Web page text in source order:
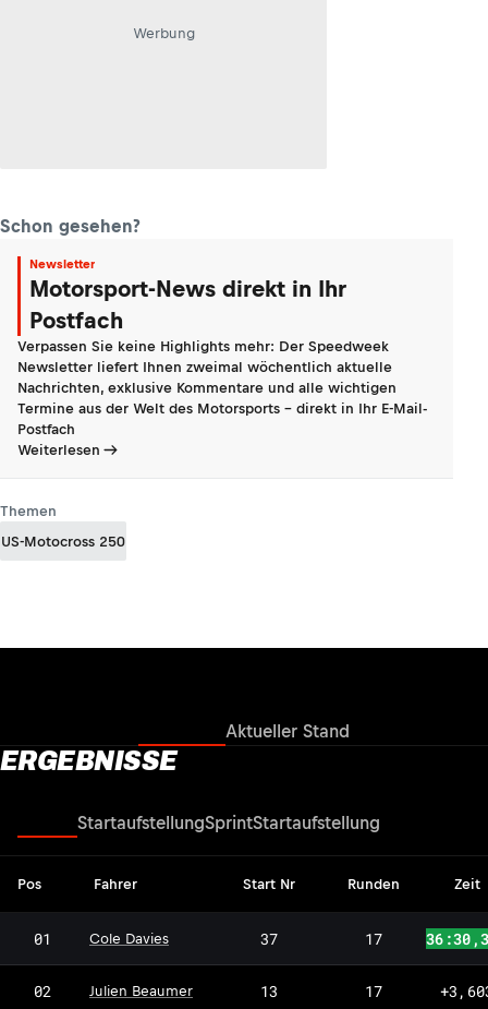
Werbung
Schon gesehen?
Newsletter
Motorsport-News direkt in Ihr
Postfach
Verpassen Sie keine Highlights mehr: Der Speedweek
Newsletter liefert Ihnen zweimal wöchentlich aktuelle
Nachrichten, exklusive Kommentare und alle wichtigen
Termine aus der Welt des Motorsports - direkt in Ihr E-Mail-
Postfach
Weiterlesen
Themen
US-Motocross 250
Aktueller Stand
ERGEBNISSE
StartaufstellungSprintStartaufstellung
Pos Fahrer Start Nr Runden Zeit
01 Cole Davies 37 17
02 Julien Beaumer 13 17